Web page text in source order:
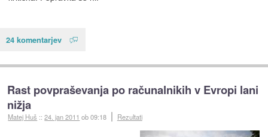
24 komentarjev
Rast povpraševanja po računalnikih v Evropi lani
nižja
Matej Huš ::24. jan 2011 ob 09:18 Rezultati